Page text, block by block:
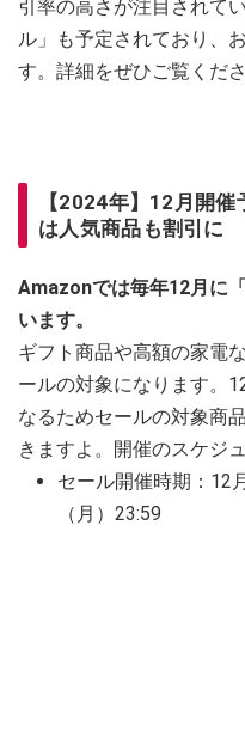
引率の高さが注目されて
ル」も予定されており、
す。詳細をぜひご覧くださ
【2024年】12月開催
は人気商品も割引に
Amazonでは毎年12月に
います。
ギフト商品や高額の家電
ールの対象になります。
なるためセールの対象商
きますよ。開催のスケジ
セール開催時期：12
（月）23:59